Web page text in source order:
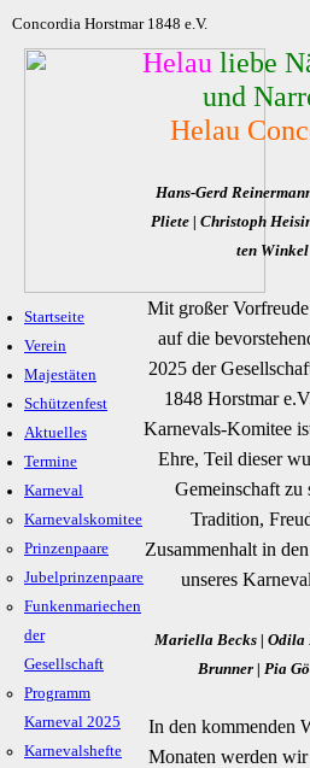
Concordia Horstmar 1848 e.V.
Startseite
Verein
Majestäten
Schützenfest
Aktuelles
Termine
Karneval
Karnevalskomitee
Prinzenpaare
Jubelprinzenpaare
Funkenmariechen
der
Gesellschaft
Programm
Karneval 2025
Karnevalshefte
Helau liebe
und
Helau
Hans-Gerd
Pliete | Christoph
ten Winkel
Mit großer
auf die
2025 der
1848 Horstmar
Karnevals-Komitee
Ehre, Teil dieser
Gemeinschaft zu
Tradition,
Zusammenhalt in
unseres
Mariella Becks | Odila
Brunner | Pia
In den kommenden
Monaten werden wir